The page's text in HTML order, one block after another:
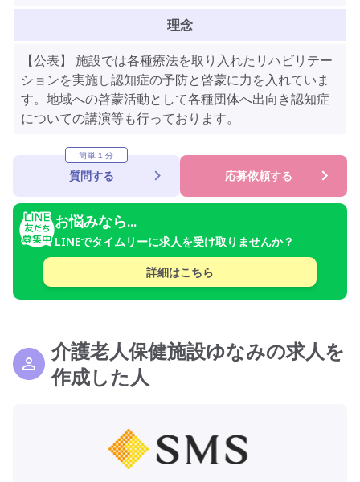
理念
【公表】 施設では各種療法を取り入れたリハビリテー
ションを実施し認知症の予防と啓蒙に力を入れていま
す。地域への啓蒙活動として各種団体へ出向き認知症
についての講演等も行っております。
簡単１分
質問する 応募依頼する
お悩みなら...
LINEでタイムリーに求人を受け取りませんか？
詳細はこちら
介護老人保健施設ゆなみの求人を
作成した人